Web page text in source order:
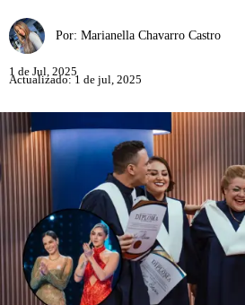
Por: Marianella Chavarro Castro
1 de Jul, 2025
Actualizado: 1 de jul, 2025